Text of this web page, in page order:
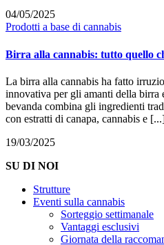
04/05/2025
Prodotti a base di cannabis
Birra alla cannabis: tutto quello
La birra alla cannabis ha fatto
innovativa per gli amanti della birra
bevanda combina gli ingredienti
con estratti di canapa, cannabis e
19/03/2025
SU DI NOI
Strutture
Eventi sulla cannabis
Sorteggio settimanale
Vantaggi esclusivi
Giornata della